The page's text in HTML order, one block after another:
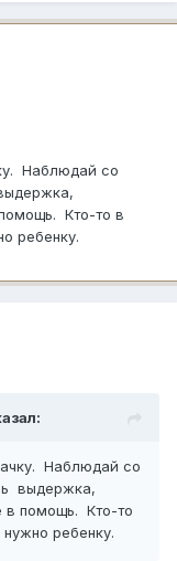
Наблюдай со
Кто-то в
ребенку.
Наблюдай со
выдержка,
в помощь. Кто-то
ребенку.